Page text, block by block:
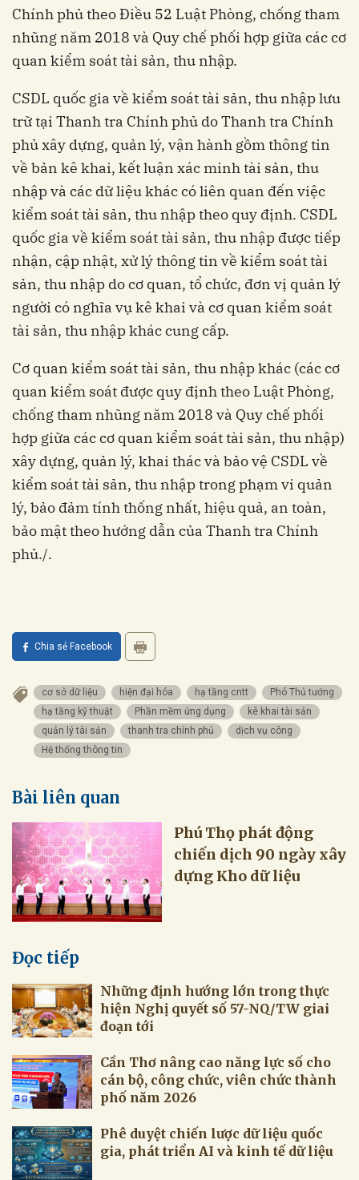
Chính phủ theo Điều 52 Luật Phòng, chống tham
nhũng năm 2018 và Quy chế phối hợp giữa các cơ
quan kiểm soát tài sản, thu nhập.
CSDL quốc gia về kiểm soát tài sản, thu nhập lưu
trữ tại Thanh tra Chính phủ do Thanh tra Chính
phủ xây dựng, quản lý, vận hành gồm thông tin
về bản kê khai, kết luận xác minh tài sản, thu
nhập và các dữ liệu khác có liên quan đến việc
kiểm soát tài sản, thu nhập theo quy định. CSDL
quốc gia về kiểm soát tài sản, thu nhập được tiếp
nhận, cập nhật, xử lý thông tin về kiểm soát tài
sản, thu nhập do cơ quan, tổ chức, đơn vị quản lý
người có nghĩa vụ kê khai và cơ quan kiểm soát
tài sản, thu nhập khác cung cấp.
Cơ quan kiểm soát tài sản, thu nhập khác (các cơ
quan kiểm soát được quy định theo Luật Phòng,
chống tham nhũng năm 2018 và Quy chế phối
hợp giữa các cơ quan kiểm soát tài sản, thu nhập)
xây dựng, quản lý, khai thác và bảo vệ CSDL về
kiểm soát tài sản, thu nhập trong phạm vi quản
lý, bảo đảm tính thống nhất, hiệu quả, an toàn,
bảo mật theo hướng dẫn của Thanh tra Chính
phủ./.
Chia sẻ Facebook
cơ sở dữ liệu hiện đại hóa hạ tầng cntt
Phó Thủ tướng
hạ tầng kỹ thuật
Phần mềm ứng dụng
kê khai tài sản
quản lý tài sản
thanh tra chính phủ
dịch vụ công
Hệ thống thông tin
Bài liên quan
Phú Thọ phát động
chiến dịch 90 ngày xây
dựng Kho dữ liệu
Đọc tiếp
Những định hướng lớn trong thực
hiện Nghị quyết số 57-NQ/TW giai
đoạn tới
Cần Thơ nâng cao năng lực số cho
cán bộ, công chức, viên chức thành
phố năm 2026
Phê duyệt chiến lược dữ liệu quốc
gia, phát triển AI và kinh tế dữ liệu